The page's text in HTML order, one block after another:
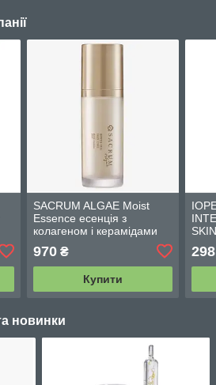
SACRUM ALGAE Moist
Essence есенція з
колагеном і керамідами
ліфтингу шкіри 30 мл
970₴
Купити
30
298
новинки